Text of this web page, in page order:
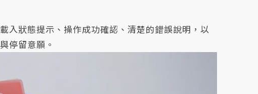
入狀態提示、操作成功確認、清楚的錯誤說明，以
停留意願。